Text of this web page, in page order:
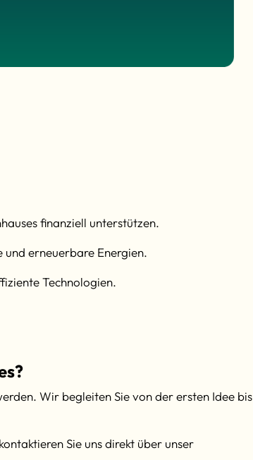
finanziell unterstützen.
und erneuerbare Energien.
Technologien.
Wir begleiten Sie von der ersten Idee bis
Sie uns direkt über unser